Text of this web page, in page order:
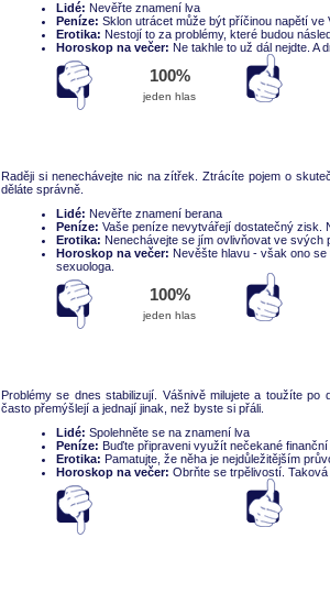
Lidé: Nevěřte znamení lva
Peníze: Sklon utrácet může být příčinou napětí ve
Erotika: Nestojí to za problémy, které budou
Horoskop na večer: Ne takhle to už dál nejdte. A
nesouhlasí
Souhlasí
100%
jeden hlas
Raději si nenechávejte nic na zítřek. Ztrácíte pojem o
děláte správně.
Lidé: Nevěřte znamení berana
Peníze: Vaše peníze nevytvářejí dostatečný zisk.
Erotika: Nenechávejte se jím ovlivňovat ve svých
Horoskop na večer: Nevěšte hlavu - však ono
sexuologa.
nesouhlasí
Souhlasí
100%
jeden hlas
Problémy se dnes stabilizují. Vášnivě milujete a toužíte
často přemýšlejí a jednají jinak, než byste si přáli.
Lidé: Spolehněte se na znamení lva
Peníze: Buďte připraveni využít nečekané finanční
Erotika: Pamatujte, že něha je nejdůležitějším
Horoskop na večer: Obrňte se trpělivostí.
nesouhlasí
Souhlasí